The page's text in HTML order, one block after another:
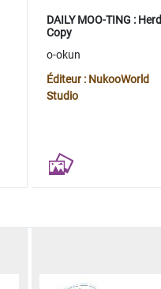
DAILY MOO-TING : Herd
Copy
o-okun
Éditeur : NukooWorld
Studio